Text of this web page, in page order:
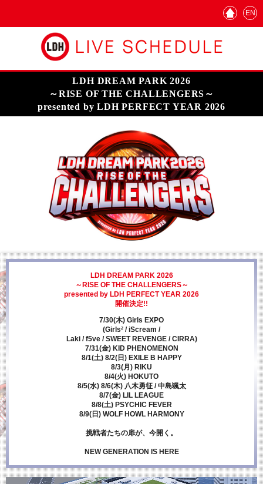
EN
LDH DREAM PARK 2026
～RISE OF THE CHALLENGERS～
presented by LDH PERFECT YEAR 2026
LDH DREAM PARK 2026
～RISE OF THE CHALLENGERS～
presented by LDH PERFECT YEAR 2026
開催決定!!
7/30(木) Girls EXPO
(Girls² / iScream /
Laki / f5ve / SWEET REVENGE / CIRRA)
7/31(金) KID PHENOMENON
8/1(土) 8/2(日) EXILE B HAPPY
8/3(月) RIKU
8/4(火) HOKUTO
8/5(水) 8/6(木) 八木勇征 / 中島颯太
8/7(金) LIL LEAGUE
8/8(土) PSYCHIC FEVER
8/9(日) WOLF HOWL HARMONY
挑戦者たちの扉が、今開く。
NEW GENERATION IS HERE